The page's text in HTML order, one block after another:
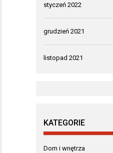
styczeń 2022
grudzień 2021
listopad 2021
KATEGORIE
Dom i wnętrza